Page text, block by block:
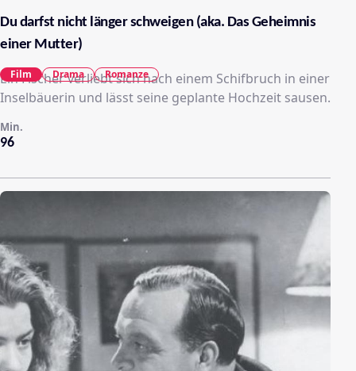
Du darfst nicht länger schweigen (aka. Das Geheimnis
einer Mutter)
Ein Fischer verliebt sich nach einem Schifbruch in einer
Inselbäuerin und lässt seine geplante Hochzeit sausen.
96
Min.
Film Drama Romanze